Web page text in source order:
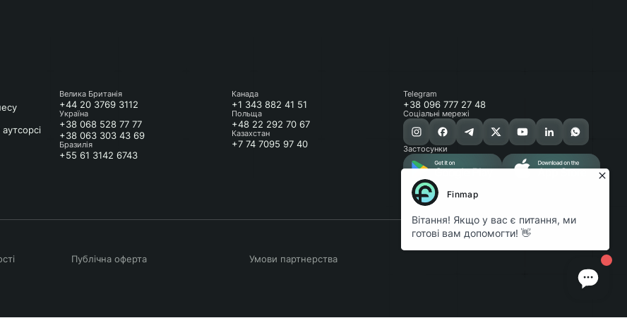
Велика Британія
+44 20 3769 3112
Україна
+38 068 528 77 77
+38 063 303 43 69
Бразилія
+55 61 3142 6743
Канада
+1 343 882 41 51
Польща
+48 22 292 70 67
Казахстан
+7 74 7095 97 40
Telegram
+38 096 777 27 48
Соціальні мережі
Застосунки
Публічна оферта Умови партнерства